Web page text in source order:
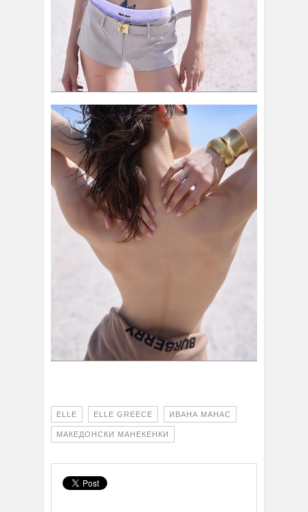
ELLE ELLE GREECE ИВАНА МАНАС
МАКЕДОНСКИ МАНЕКЕНКИ